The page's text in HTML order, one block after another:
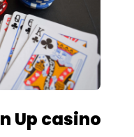
Up casino